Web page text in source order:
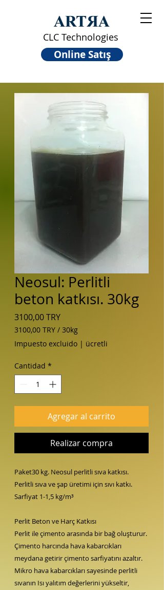
CLC Technologies
Online Satış
Neosul: Perlitli
beton katkısı. 30kg
3100,00 TRYPrecio
3100,00 TRY / 30kg
3100,00 TRY
por
Kilogramos
Impuesto excluido | ücretli
Cantidad *
Agregar al carrito
Realizar compra
Paket30 kg. Neosul perlitli sıva katkısı.
Perlitli sıva ve şap üretimi için sıvı katkı.
Sarfiyat 1-1,5 kg/m³
Perlit Beton ve Harç Katkısı
Perlit ile çimento arasında bir bağ oluşturur.
Çimento harcında hava kabarcıkları
meydana getirir çimento sarfiyatını azaltır.
Mikro hava kabarcıkları sayesinde perlitli
sıvanın Isı yalıtım değerlerini yükseltir,